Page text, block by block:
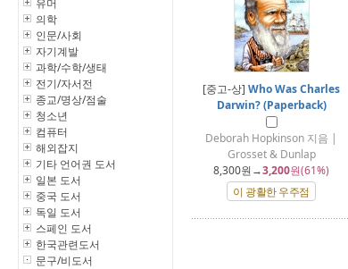
유머
의학
인문/사회
자기계발
과학/수학/생태
전기/자서전
종교/명상/점술
청소년
컴퓨터
해외잡지
기타 언어권 도서
일본 도서
중국 도서
독일 도서
스페인 도서
한국관련도서
문구/비도서
[중고-상] Who Was Charles
Darwin? (Paperback)
Deborah Hopkinson 지음 |
Grosset & Dunlap
8,300원→3,200원(61%)
이 광활한 우주점